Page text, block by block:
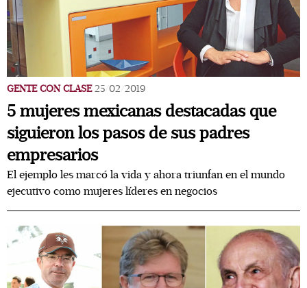
GENTE CON CLASE 25/02/2019
5 mujeres mexicanas destacadas que
siguieron los pasos de sus padres
empresarios
El ejemplo les marcó la vida y ahora triunfan en el mundo
ejecutivo como mujeres líderes en negocios